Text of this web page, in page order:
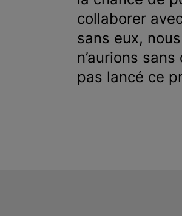
collaborer
sans eux, nous
n’aurions
pas lancé ce